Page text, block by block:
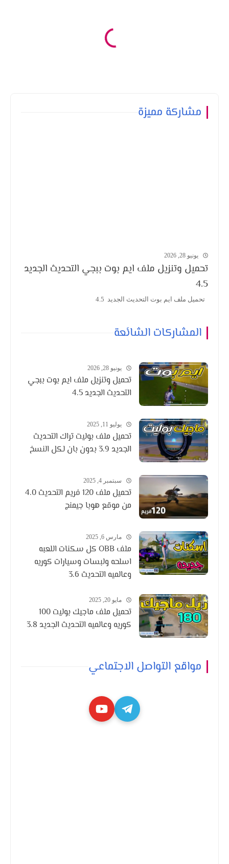
مشاركة مميزة
يونيو 28, 2026
تحميل وتنزيل ملف ايم بوت ببجي التحديث الجديد
4.5
تحميل ملف ايم بوت التحديث الجديد 4.5
المشاركات الشائعة
يونيو 28, 2026
تحميل وتنزيل ملف ايم بوت ببجي
التحديث الجديد 4.5
يوليو 11, 2025
تحميل ملف بوليت تراك التحديث
الجديد 3.9 بدون بان لكل النسخ
سبتمبر 4, 2025
تحميل ملف 120 فريم التحديث 4.0
من موقع هوبا جيمنج
مارس 6, 2025
ملف OBB كل سكنات اللعبه
اسلحه ولبسات وسيارات كوريه
وعالميه التحديث 3.6
مايو 20, 2025
تحميل ملف ماجيك بوليت 100
كوريه وعالميه التحديث الجديد 3.8
مواقع التواصل الاجتماعي